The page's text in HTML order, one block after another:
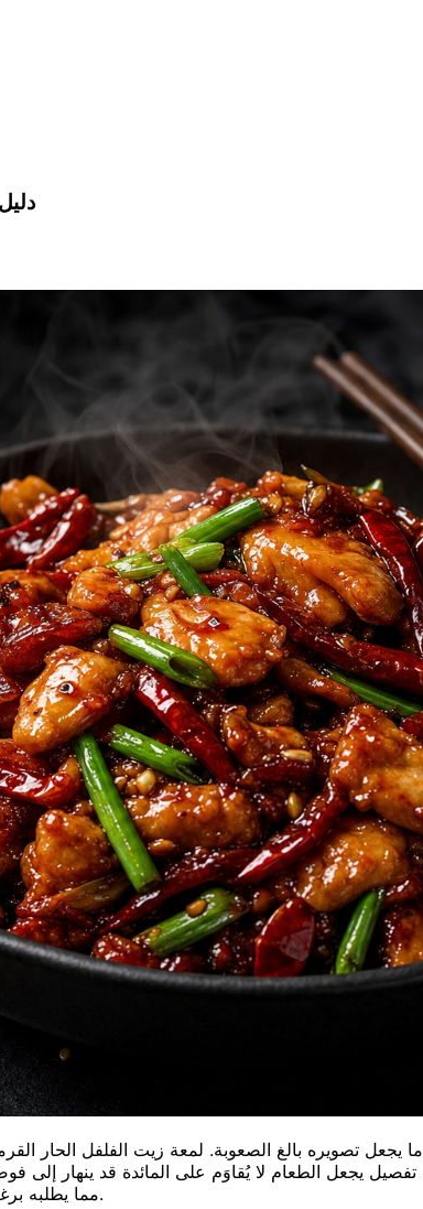
تصويره بالغ الصعوبة. لمعة زيت الفلفل الحار
تفصيل يجعل الطعام لا يُقاوَم على المائدة قد ينهار
مما يطلبه برغر أو طبق سلطة: انضباطًا أكبر في الألوان، وزوايا أكثر، وسرعة أكبر بكثير.